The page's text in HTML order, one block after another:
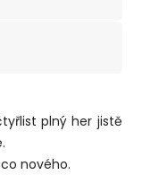
plný her jistě
nového.